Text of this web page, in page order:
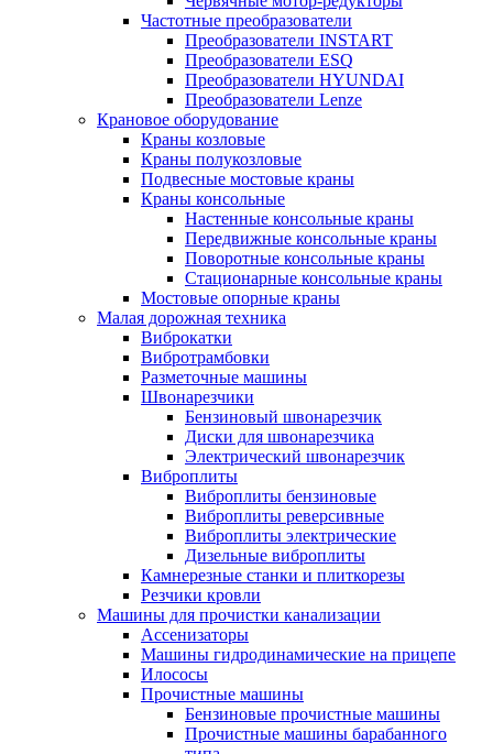
Частотные преобразователи
Преобразователи INSTART
Преобразователи ESQ
Преобразователи HYUNDAI
Преобразователи Lenze
Крановое оборудование
Краны козловые
Краны полукозловые
Подвесные мостовые краны
Краны консольные
Настенные консольные краны
Передвижные консольные краны
Поворотные консольные краны
Стационарные консольные краны
Мостовые опорные краны
Малая дорожная техника
Виброкатки
Вибротрамбовки
Разметочные машины
Швонарезчики
Бензиновый швонарезчик
Диски для швонарезчика
Электрический швонарезчик
Виброплиты
Виброплиты бензиновые
Виброплиты реверсивные
Виброплиты электрические
Дизельные виброплиты
Камнерезные станки и плиткорезы
Резчики кровли
Машины для прочистки канализации
Ассенизаторы
Машины гидродинамические на прицепе
Илососы
Прочистные машины
Бензиновые прочистные машины
Прочистные машины барабанного